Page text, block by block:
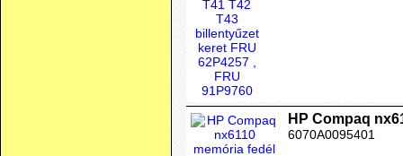
HP Compaq
6070A0095401